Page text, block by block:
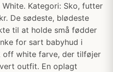
Kategori: Sko, futter
De sødeste, blødeste
til at holde små fødder
for sart babyhud i
off white farve, der tilføjer
outfit. En oplagt